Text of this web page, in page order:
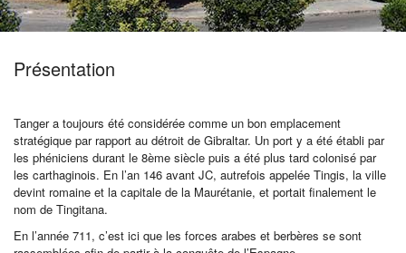
Présentation
Tanger a toujours été considérée comme un bon emplacement
stratégique par rapport au détroit de Gibraltar. Un port y a été établi par
les phéniciens durant le 8ème siècle puis a été plus tard colonisé par
les carthaginois. En l’an 146 avant JC, autrefois appelée Tingis, la ville
devint romaine et la capitale de la Maurétanie, et portait finalement le
nom de Tingitana.
En l’année 711, c’est ici que les forces arabes et berbères se sont
Propos
Contact